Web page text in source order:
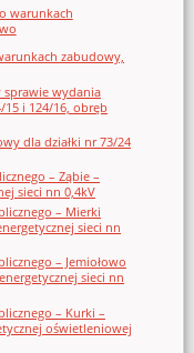
warunkach
zabudowy,
sprawie wydania
i 124/16, obręb
dla działki nr 73/24
– Ząbie –
sieci nn 0,4kV
– Mierki
sieci nn
– Jemiołowo
sieci nn
– Kurki –
oświetleniowej